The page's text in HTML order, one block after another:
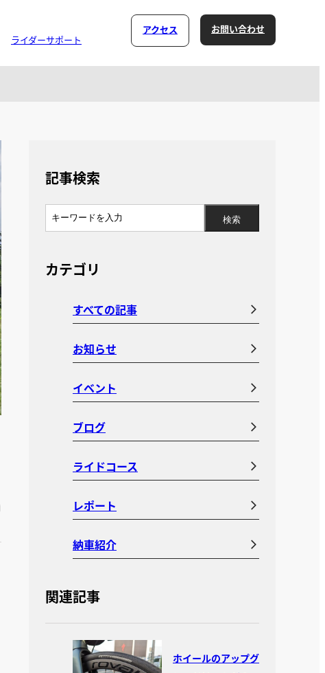
ライダーサポート
アクセス お問い合わせ
記事検索
カテゴリ
すべての記事
お知らせ
イベント
ブログ
ライドコース
レポート
納車紹介
関連記事
ホイールのアップグ